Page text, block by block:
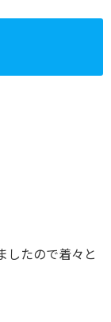
したので着々と